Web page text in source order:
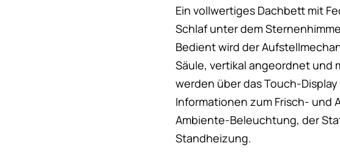
Ein vollwertiges Dachbett mit
Schlaf unter dem
Bedient wird der
Säule, vertikal angeordnet und
werden über das Touch-
Informationen zum Frisch- und
Ambiente-Beleuchtung, der
Standheizung.